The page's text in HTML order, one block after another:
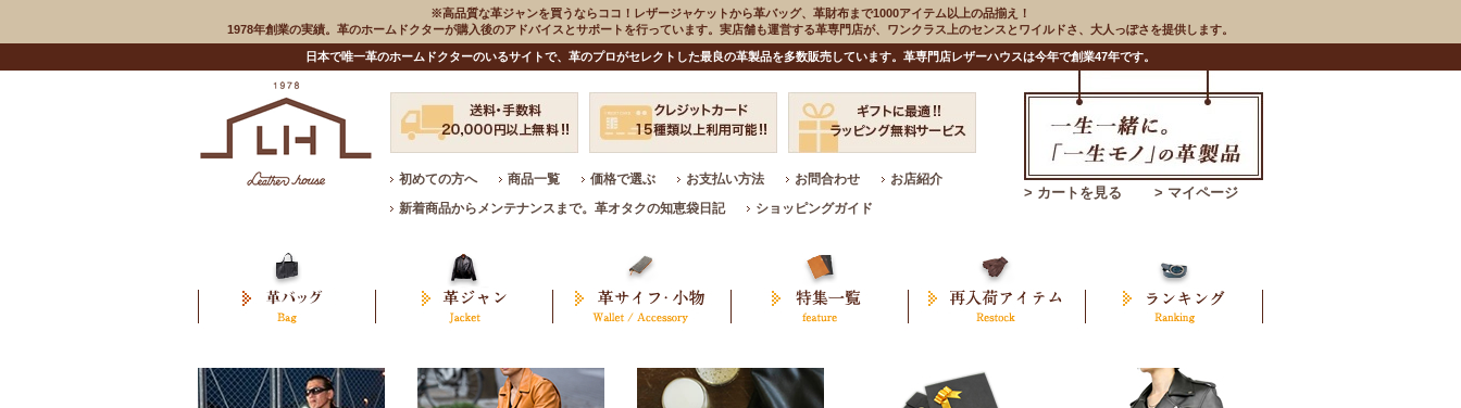
※高品質な革ジャンを買うならココ！レザージャケットから革バッグ、革財布まで1000アイテム以上の品揃え！
1978年創業の実績。革のホームドクターが購入後のアドバイスとサポートを行っています。実店舗も運営する革専門店が、ワンクラス上のセンスとワイルドさ、大人っぽさを提供します。
日本で唯一革のホームドクターのいるサイトで、革のプロがセレクトした最良の革製品を多数販売しています。革専門店レザーハウスは今年で創業47年です。
初めての方へ 商品一覧 価格で選ぶ お支払い方法 お問合わせ
お店紹介
新着商品からメンテナンスまで。革オタクの知恵袋日記
ショッピングガイド
> カートを見る > マイページ